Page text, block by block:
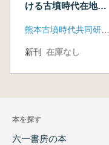
ける古墳時代在地墓
る基礎的研究(別刷)熊本古墳時代共同研究グループ
新刊 在庫なし
本を探す
六一書房の本